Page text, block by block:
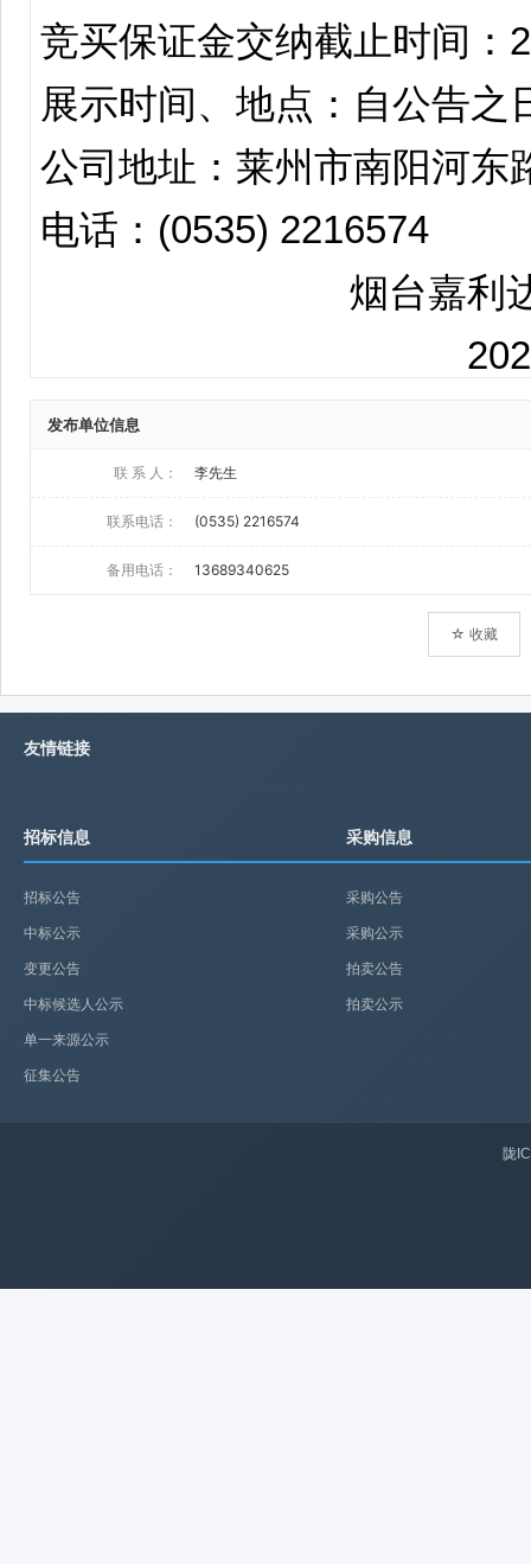
发布单位信息
联 系 人： 李先生
联系电话： (0535) 2216574
备用电话： 13689340625
☆ 收藏
友情链接
招标信息
招标公告
中标公示
变更公告
中标候选人公示
单一来源公示
征集公告
采购信息
采购公告
采购公示
拍卖公告
拍卖公示
陇